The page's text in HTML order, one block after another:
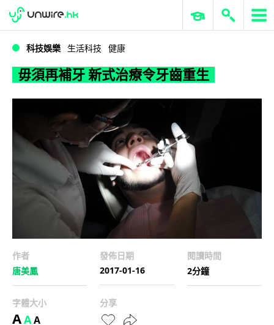
毋須再補牙 新式治療令牙齒重生
WWDC 2026 ERP 與商業 AI
科技娛樂 生活科技 健康
毋須再補牙 新式治療令牙齒重生
作者
唐美鳳
發佈日期
2017-01-16
閱讀時間
2分鐘
字體大小
AAA
分享